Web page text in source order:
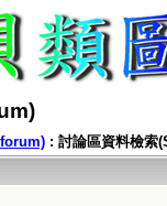
: 討論區資料檢索